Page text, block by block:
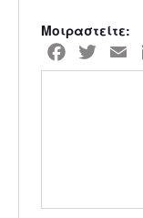
Μοιραστείτε:
Facebook
Twitter